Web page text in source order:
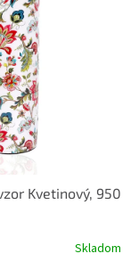
Kvetinový, 950
Skladom